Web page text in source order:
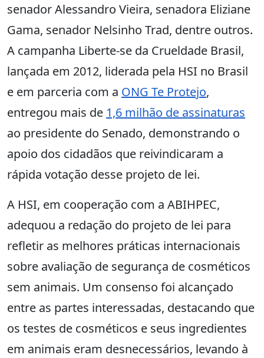
senador Alessandro Vieira, senadora Eliziane
Gama, senador Nelsinho Trad, dentre outros.
A campanha Liberte-se da Crueldade Brasil,
lançada em 2012, liderada pela HSI no Brasil
e em parceria com a ONG Te Protejo,
entregou mais de 1,6 milhão de assinaturas
ao presidente do Senado, demonstrando o
apoio dos cidadãos que reivindicaram a
rápida votação desse projeto de lei.
A HSI, em cooperação com a ABIHPEC,
adequou a redação do projeto de lei para
refletir as melhores práticas internacionais
sobre avaliação de segurança de cosméticos
sem animais. Um consenso foi alcançado
entre as partes interessadas, destacando que
os testes de cosméticos e seus ingredientes
em animais eram desnecessários, levando à